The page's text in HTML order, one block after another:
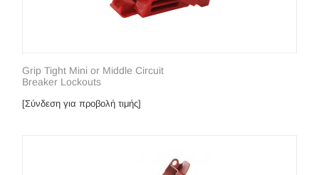
Grip Tight Mini or Middle Circuit
Breaker Lockouts
[Σύνδεση για προβολή τιμής]